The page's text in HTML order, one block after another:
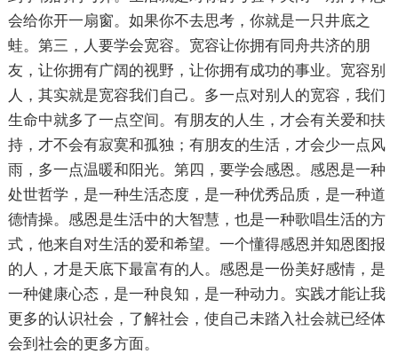
会给你开一扇窗。如果你不去思考，你就是一只井底之
蛙。第三，人要学会宽容。宽容让你拥有同舟共济的朋
友，让你拥有广阔的视野，让你拥有成功的事业。宽容别
人，其实就是宽容我们自己。多一点对别人的宽容，我们
生命中就多了一点空间。有朋友的人生，才会有关爱和扶
持，才不会有寂寞和孤独；有朋友的生活，才会少一点风
雨，多一点温暖和阳光。第四，要学会感恩。感恩是一种
处世哲学，是一种生活态度，是一种优秀品质，是一种道
德情操。感恩是生活中的大智慧，也是一种歌唱生活的方
式，他来自对生活的爱和希望。一个懂得感恩并知恩图报
的人，才是天底下最富有的人。感恩是一份美好感情，是
一种健康心态，是一种良知，是一种动力。实践才能让我
更多的认识社会，了解社会，使自己未踏入社会就已经体
会到社会的更多方面。